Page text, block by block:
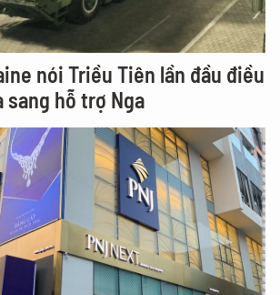
nói Triều Tiên lần đầu điều
sang hỗ trợ Nga